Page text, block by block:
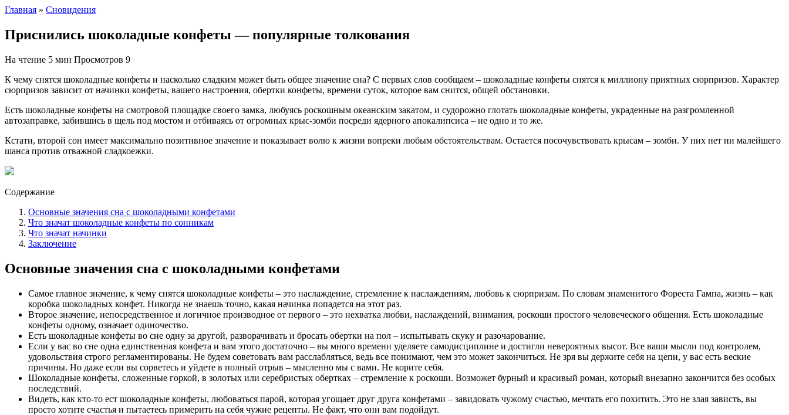
Главная » Сновидения
Приснились шоколадные конфеты — популярные толкования
На чтение 5 мин Просмотров 9
К чему снятся шоколадные конфеты и насколько сладким может быть общее значение сна? С первых слов сообщаем – шоколадные конфеты снятся к миллиону приятных сюрпризов. Характер
сюрпризов зависит от начинки конфеты, вашего настроения, обертки конфеты, времени суток, которое вам снится, общей обстановки.
Есть шоколадные конфеты на смотровой площадке своего замка, любуясь роскошным океанским закатом, и судорожно глотать шоколадные конфеты, украденные на разгромленной
автозаправке, забившись в щель под мостом и отбиваясь от огромных крыс-зомби посреди ядерного апокалипсиса – не одно и то же.
Кстати, второй сон имеет максимально позитивное значение и показывает волю к жизни вопреки любым обстоятельствам. Остается посочувствовать крысам – зомби. У них нет ни малейшего
шанса против отважной сладкоежки.
Содержание
Основные значения сна с шоколадными конфетами
Что значат шоколадные конфеты по сонникам
Что значат начинки
Заключение
Основные значения сна с шоколадными конфетами
Самое главное значение, к чему снятся шоколадные конфеты – это наслаждение, стремление к наслаждениям, любовь к сюрпризам. По словам знаменитого Фореста Гампа, жизнь – как
коробка шоколадных конфет. Никогда не знаешь точно, какая начинка попадется на этот раз.
Второе значение, непосредственное и логичное производное от первого – это нехватка любви, наслаждений, внимания, роскоши простого человеческого общения. Есть шоколадные
конфеты одному, означает одиночество.
Есть шоколадные конфеты во сне одну за другой, разворачивать и бросать обертки на пол – испытывать скуку и разочарование.
Если у вас во сне одна единственная конфета и вам этого достаточно – вы много времени уделяете самодисциплине и достигли невероятных высот. Все ваши мысли под контролем,
удовольствия строго регламентированы. Не будем советовать вам расслабляться, ведь все понимают, чем это может закончиться. Не зря вы держите себя на цепи, у вас есть веские
причины. Но даже если вы сорветесь и уйдете в полный отрыв – мысленно мы с вами. Не корите себя.
Шоколадные конфеты, сложенные горкой, в золотых или серебристых обертках – стремление к роскоши. Возможет бурный и красивый роман, который внезапно закончится без особых
последствий.
Видеть, как кто-то ест шоколадные конфеты, любоваться парой, которая угощает друг друга конфетами – завидовать чужому счастью, мечтать его похитить. Это не злая зависть, вы
просто хотите счастья и пытаетесь примерить на себя чужие рецепты. Не факт, что они вам подойдут.